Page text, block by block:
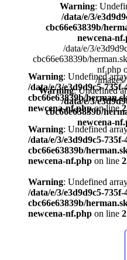
Warning:
/data/e/3/
cbc66e63839b/
newcena-
/data/e/3/
cbc66e63839b/
nf.php
/
Warning: Undefined
/data/e/3/
cbc66e63839b/
newcena-
Warning: Undefined
/data/e/3/e3d9d9c5-735f-
cbc66e63839b/
newcena-nf.phpon line
Warning: Undefined
/data/e/3/e3d9d9c5-735f-
cbc66e63839b/
newcena-nf.php on line
Warning: Undefined
/data/e/3/e3d9d9c5-735f-
cbc66e63839b/
newcena-nf.php on line